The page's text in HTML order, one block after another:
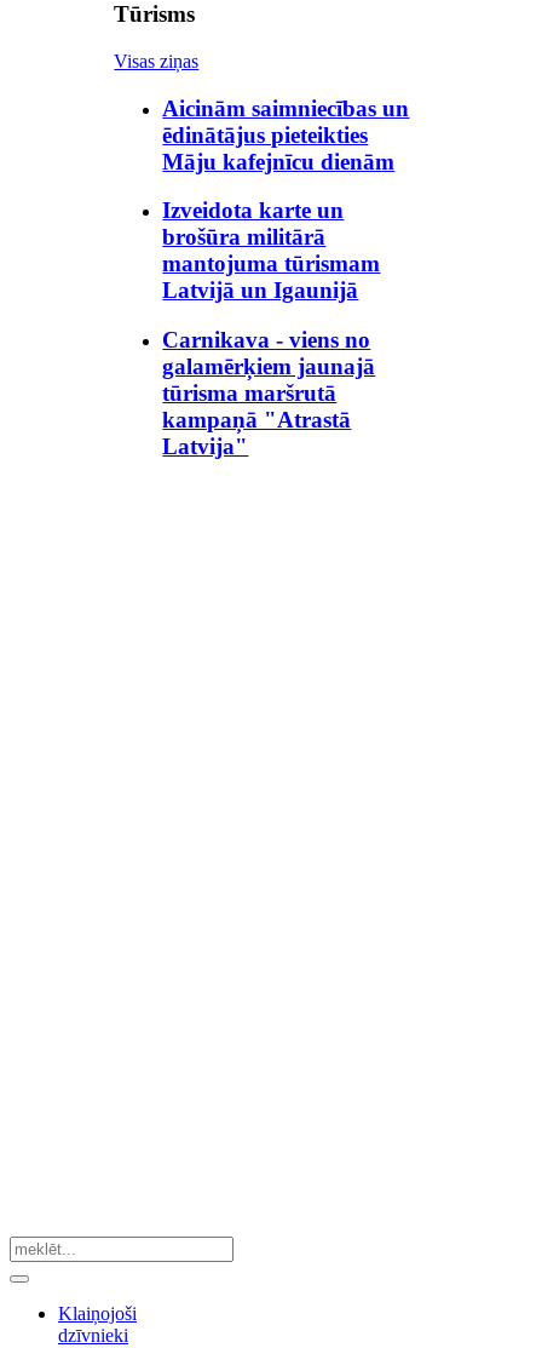
Tūrisms
Visas ziņas
Aicinām saimniecības un
ēdinātājus pieteikties
Māju kafejnīcu dienām
Izveidota karte un
brošūra militārā
mantojuma tūrismam
Latvijā un Igaunijā
Carnikava - viens no
galamērķiem jaunajā
tūrisma maršrutā
kampaņā "Atrastā
Latvija"
Klaiņojoši
dzīvnieki